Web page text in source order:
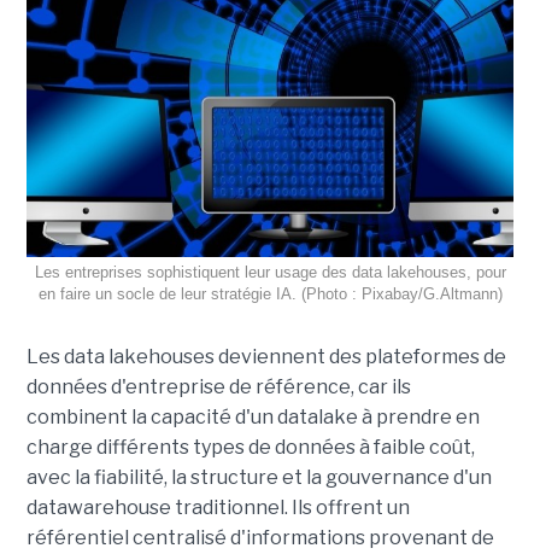
Les entreprises sophistiquent leur usage des data lakehouses, pour
en faire un socle de leur stratégie IA. (Photo : Pixabay/G.Altmann)
Les data lakehouses deviennent des plateformes de
données d'entreprise de référence, car ils
combinent la capacité d'un datalake à prendre en
charge différents types de données à faible coût,
avec la fiabilité, la structure et la gouvernance d'un
datawarehouse traditionnel. Ils offrent un
référentiel centralisé d'informations provenant de